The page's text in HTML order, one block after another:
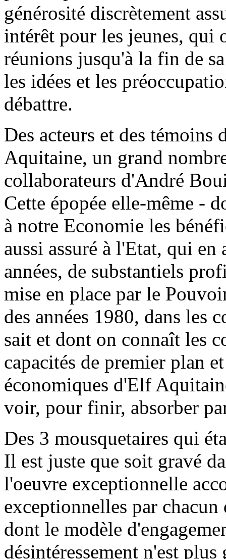
générosité discrètement
intérêt pour les jeunes, qui
réunions jusqu'à la fin de
les idées et les
débattre.
Des acteurs et des
Aquitaine, un grand
collaborateurs d'André
Cette épopée elle-même -
à notre Economie les
aussi assuré à l'Etat, qui
années, de substantiels
mise en place par le
des années 1980, dans les
sait et dont on connaît les
capacités de premier plan
économiques d'Elf
voir, pour finir, absorber
Des 3 mousquetaires qui
Il est juste que soit gravé
l'oeuvre exceptionnelle
exceptionnelles par
dont le modèle
désintéressement n'est